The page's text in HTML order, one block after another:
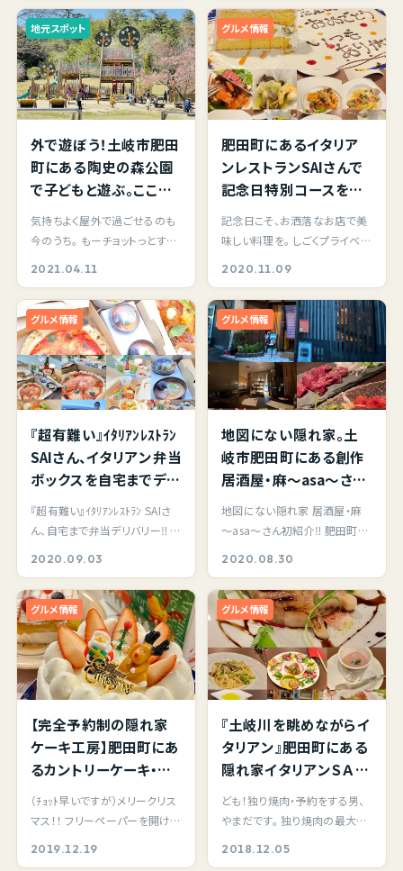
外で遊ぼう！土岐市肥田
町にある陶史の森公園
で子どもと遊ぶ。ここに
は動物園からアスレチ
ック広場、BBQも楽しめ
つ親になって初めて分
かる自然公園の偉大さ
を感じました。
気持ちよく屋外で過ごせるのも
今のうち。 もーチョットっとする
2021.04.11
地元スポット
肥田町にあるイタリア
ンレストランSAIさんで
記念日特別コースを堪
能！料理はもちろん、ノン
アルコールも楽しめる。
手作りホールケーキが
嬉しい♪ Go To Eat加
盟店
記念日こそ、お洒落なお店で美
味しい料理を。 しごくプライベー
2020.11.09
グルメ情報
『超有難い』ｲﾀﾘｱﾝﾚｽﾄﾗﾝ
SAIさん、イタリアン弁当
ボックスを自宅までデリ
バリー配達してくれま
す‼ 自宅の庭でまったり
い、美味しい♪
『超有難い』ｲﾀﾘｱﾝﾚｽﾄﾗﾝ SAIさ
ん、自宅まで弁当デリバリー‼ 土
2020.09.03
グルメ情報
地図にない隠れ家。土
岐市肥田町にある創作
居酒屋・麻～asa～さん
へ行って来ました。
地図にない隠れ家 居酒屋・麻
～asa～さん初紹介‼ 肥田町イ
2020.08.30
グルメ情報
【完全予約制の隠れ家
ケーキ工房】肥田町にあ
るカントリーケーキ・フ
ァームハウスさんでクリ
スマスケーキを予約して
子供からお年寄りまで
（ﾁｮｯﾄ早いですが）メリークリス
マス！！ フリーペーパーを開けば
2019.12.19
グルメ情報
『土岐川を眺めながらイ
タリアン』肥田町にある
隠れ家イタリアンＳＡＩ
さんで美味しいコース
料理を頂いてきました。
ども！独り焼肉・予約をする男、
やまだです。 独り焼肉の最大の
2018.12.05
グルメ情報